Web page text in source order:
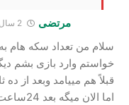
مرتضی
سلام من تعداد سکه هام
خواستم وارد بازی بشم
قبلاً هم مییامد وبعد از ده